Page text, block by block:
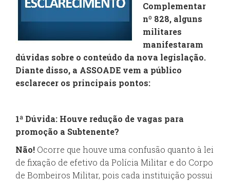
Complementar
nº 828, alguns
militares
manifestaram
dúvidas sobre o conteúdo da nova legislação.
Diante disso, a ASSOADE vem a público
esclarecer os principais pontos:
1ª Dúvida: Houve redução de vagas para
promoção a Subtenente?
Não! Ocorre que houve uma confusão quanto à lei
de fixação de efetivo da Polícia Militar e do Corpo
de Bombeiros Militar, pois cada instituição possui